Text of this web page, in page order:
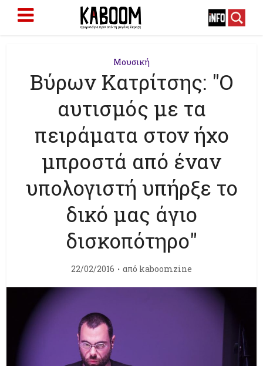
Μουσική
Βύρων Κατρίτσης: "Ο
αυτισμός με τα
πειράματα στον ήχο
μπροστά από έναν
υπολογιστή υπήρξε το
δικό μας άγιο
δισκοπότηρο"
22/02/2016 από kaboomzine